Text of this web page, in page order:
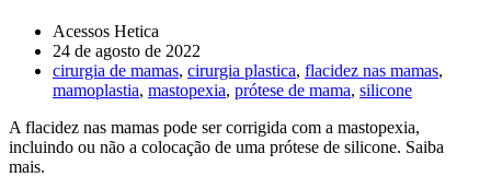
Acessos Hetica
24 de agosto de 2022
cirurgia de mamas, cirurgia plastica, flacidez nas mamas,
mamoplastia, mastopexia, prótese de mama, silicone
A flacidez nas mamas pode ser corrigida com a mastopexia,
incluindo ou não a colocação de uma prótese de silicone. Saiba
mais.